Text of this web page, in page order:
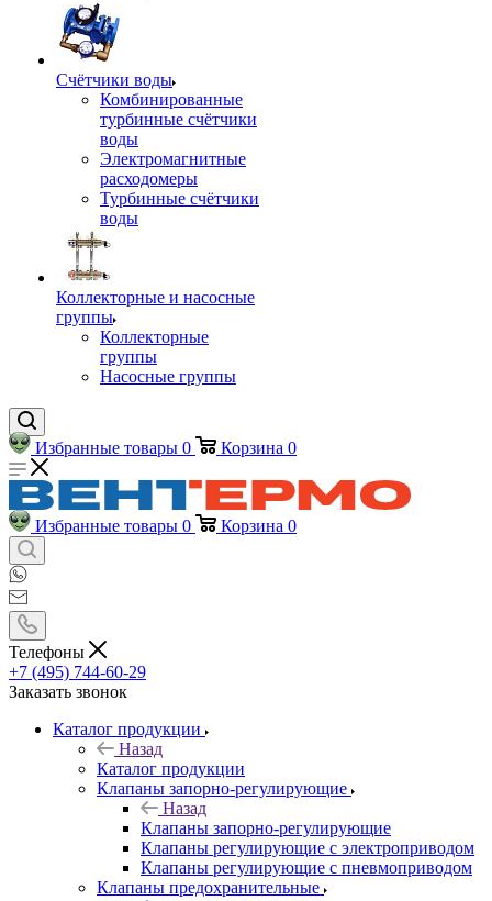
Счётчики воды
Комбинированные
турбинные счётчики
воды
Электромагнитные
расходомеры
Турбинные счётчики
воды
Коллекторные и насосные
группы
Коллекторные
группы
Насосные группы
Избранные товары 0 Корзина 0
Избранные товары 0 Корзина 0
Телефоны
+7 (495) 744-60-29
Заказать звонок
Каталог продукции
Назад
Каталог продукции
Клапаны запорно-регулирующие
Назад
Клапаны запорно-регулирующие
Клапаны регулирующие с электроприводом
Клапаны регулирующие с пневмоприводом
Клапаны предохранительные